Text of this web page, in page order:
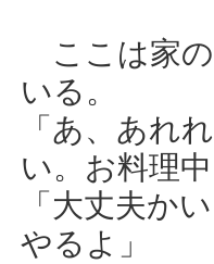
ここは家の
いる。
「あ、あれ
い。お料理
「大丈夫か
やるよ」